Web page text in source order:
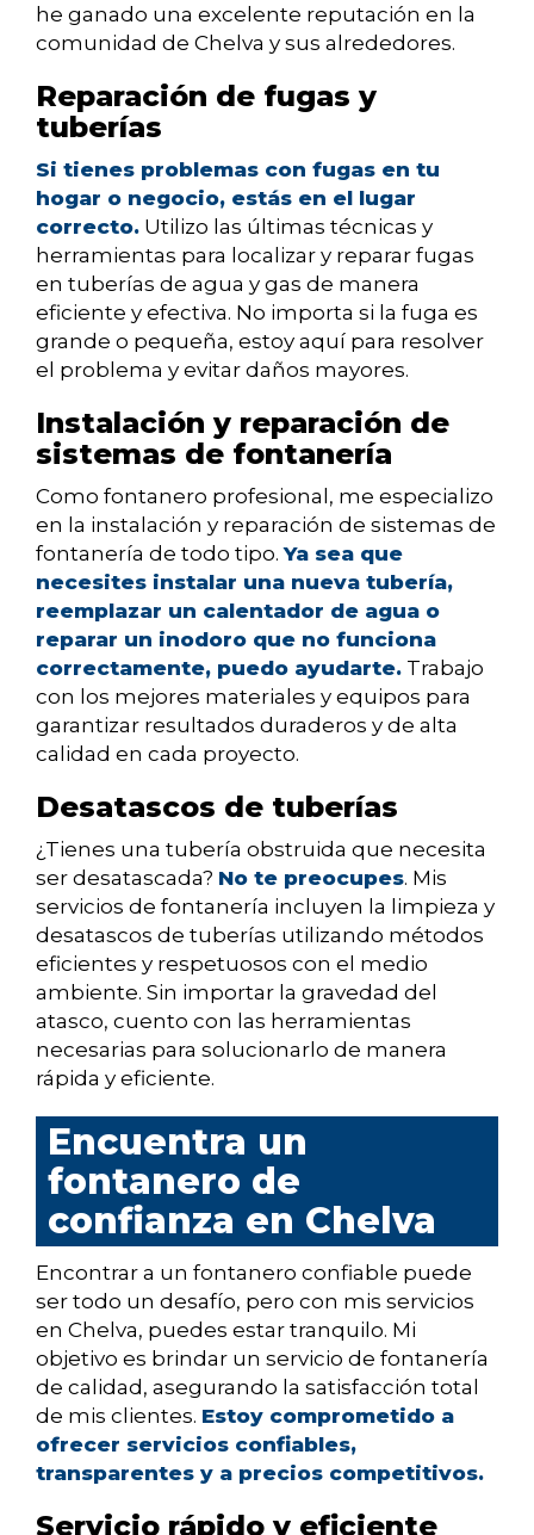
he ganado una excelente reputación en la
comunidad de Chelva y sus alrededores.
Reparación de fugas y
tuberías
Si tienes problemas con fugas en tu
hogar o negocio, estás en el lugar
correcto. Utilizo las últimas técnicas y
herramientas para localizar y reparar fugas
en tuberías de agua y gas de manera
eficiente y efectiva. No importa si la fuga es
grande o pequeña, estoy aquí para resolver
el problema y evitar daños mayores.
Instalación y reparación de
sistemas de fontanería
Como fontanero profesional, me especializo
en la instalación y reparación de sistemas de
fontanería de todo tipo.Ya sea que
necesites instalar una nueva tubería,
reemplazar un calentador de agua o
reparar un inodoro que no funciona
correctamente, puedo ayudarte. Trabajo
con los mejores materiales y equipos para
garantizar resultados duraderos y de alta
calidad en cada proyecto.
Desatascos de tuberías
¿Tienes una tubería obstruida que necesita
ser desatascada? No te preocupes. Mis
servicios de fontanería incluyen la limpieza y
desatascos de tuberías utilizando métodos
eficientes y respetuosos con el medio
ambiente. Sin importar la gravedad del
atasco, cuento con las herramientas
necesarias para solucionarlo de manera
rápida y eficiente.
Encuentra un
fontanero de
confianza en Chelva
Encontrar a un fontanero confiable puede
ser todo un desafío, pero con mis servicios
en Chelva, puedes estar tranquilo. Mi
objetivo es brindar un servicio de fontanería
de calidad, asegurando la satisfacción total
de mis clientes. Estoy comprometido a
ofrecer servicios confiables,
transparentes y a precios competitivos.
Servicio rápido y eficiente